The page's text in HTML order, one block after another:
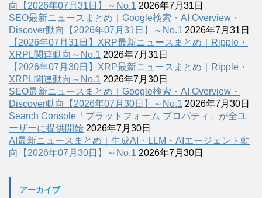
向【2026年07月31日】～No.1 2026年7月31日
SEO最新ニュースまとめ｜Google検索・AI Overview・
Discover動向【2026年07月31日】～No.1 2026年7月31日
【2026年07月31日】XRP最新ニュースまとめ｜Ripple・
XRPL関連動向～No.1 2026年7月31日
【2026年07月30日】XRP最新ニュースまとめ｜Ripple・
XRPL関連動向～No.1 2026年7月30日
SEO最新ニュースまとめ｜Google検索・AI Overview・
Discover動向【2026年07月30日】～No.1 2026年7月30日
Search Console「プラットフォーム プロパティ」が全ユ
ーザーに提供開始 2026年7月30日
AI最新ニュースまとめ｜生成AI・LLM・AIエージェント動
向【2026年07月30日】～No.1 2026年7月30日
アーカイブ